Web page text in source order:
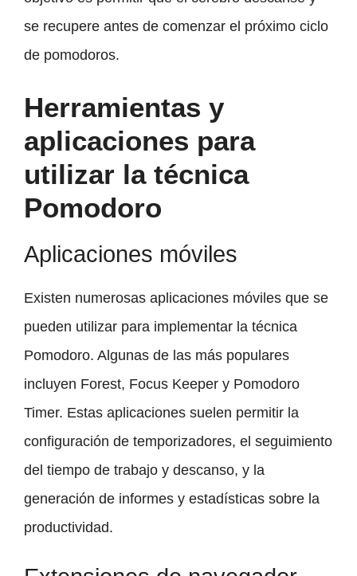
se recupere antes de comenzar el próximo ciclo
de pomodoros.
Herramientas y
aplicaciones para
utilizar la técnica
Pomodoro
Aplicaciones móviles
Existen numerosas aplicaciones móviles que se
pueden utilizar para implementar la técnica
Pomodoro. Algunas de las más populares
incluyen Forest, Focus Keeper y Pomodoro
Timer. Estas aplicaciones suelen permitir la
configuración de temporizadores, el seguimiento
del tiempo de trabajo y descanso, y la
generación de informes y estadísticas sobre la
productividad.